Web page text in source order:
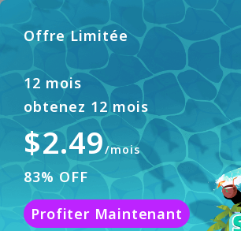
Offre Limitée
12 mois
obtenez 12 mois
$2.49/mois
83% OFF
Profiter Maintenant
Android TV
Centre d'Aide
panda7x24@gmail.com
FAQ
Devenir
Méthode de Paiement
Ce site web utilise des cookies pour améliorer
l'expérience utilisateur. Pour en savoir plus,